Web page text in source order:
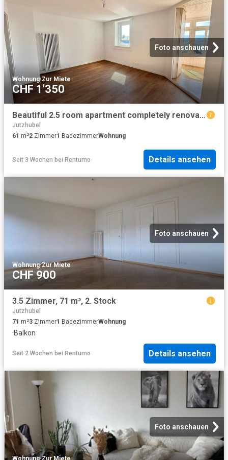
Foto anschauen
Wohnung·Zur Miete
CHF 1'350
Beautiful 2.5 room apartment completely renovated – modern setting with unobstructed view
Jutzhubel
61 m²2 Zimmer1 BadezimmerWohnung
Seit 3 Wochen bei Rentumo Details ansehen
Foto anschauen
Wohnung·Zur Miete
CHF 900
3.5 Zimmer, 71 m², 2. Stock
Jutzhubel
71 m²3 Zimmer1 BadezimmerWohnung
·Balkon
Seit 2 Wochen bei Rentumo Details ansehen
Foto anschauen